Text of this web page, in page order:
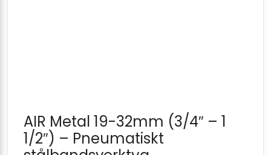
AIR Metal 19-32mm (3/4″ – 1
1/2″) – Pneumatiskt